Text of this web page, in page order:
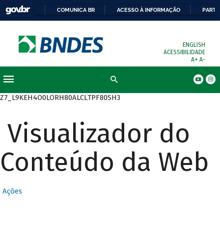
COMUNICA BR ACESSO À INFORMAÇÃO
ENGLISH
ACESSIBILIDADE
A+ A-
Z7_L9KEH4O0LORH80ALCLTPF80SH3
Visualizador do
Conteúdo da Web
Ações